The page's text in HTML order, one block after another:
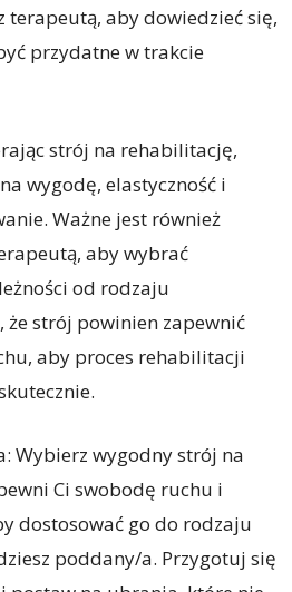
terapeutą, aby dowiedzieć się,
przydatne w trakcie
strój na rehabilitację,
wygodę, elastyczność i
Ważne jest również
aby wybrać
od rodzaju
strój powinien zapewnić
aby proces rehabilitacji
Wybierz wygodny strój na
Ci swobodę ruchu i
dostosować go do rodzaju
poddany/a. Przygotuj się